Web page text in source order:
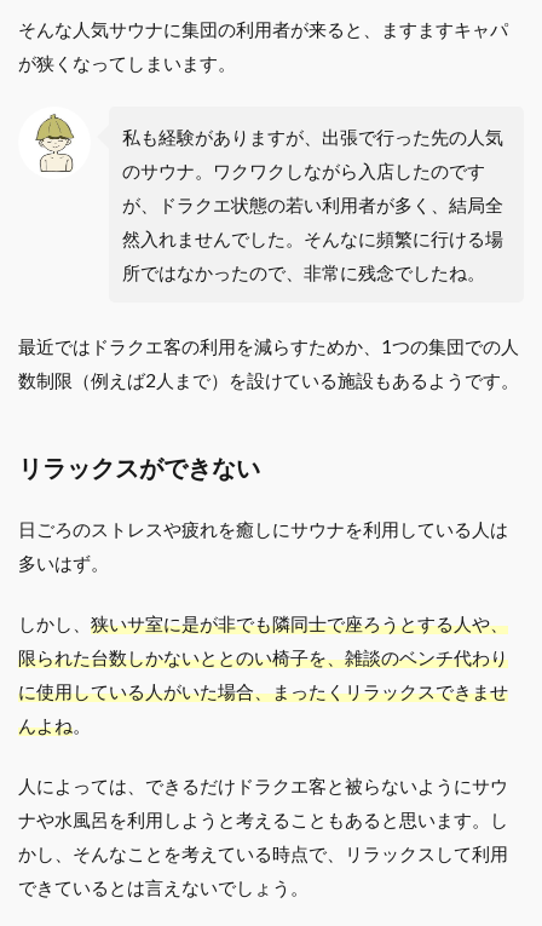
そんな人気サウナに集団の利用者が来ると、ますますキャパ
が狭くなってしまいます。
私も経験がありますが、出張で行った先の人気
のサウナ。ワクワクしながら入店したのです
が、ドラクエ状態の若い利用者が多く、結局全
然入れませんでした。そんなに頻繁に行ける場
所ではなかったので、非常に残念でしたね。
最近ではドラクエ客の利用を減らすためか、1つの集団での人
数制限（例えば2人まで）を設けている施設もあるようです。
リラックスができない
日ごろのストレスや疲れを癒しにサウナを利用している人は
多いはず。
しかし、 狭いサ室に是が非でも隣同士で座ろうとする人や、
限られた台数しかないととのい椅子を、雑談のベンチ代わり
に使用している人がいた場合、まったくリラックスできませ
んよね。
人によっては、できるだけドラクエ客と被らないようにサウ
ナや水風呂を利用しようと考えることもあると思います。し
かし、そんなことを考えている時点で、リラックスして利用
できているとは言えないでしょう。